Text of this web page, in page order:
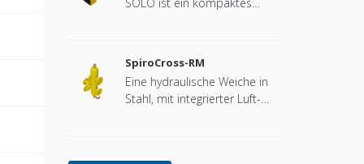
100 %) und ein
Überströmventil. Ein
druckloser
SpiroCross-RM
Eine hydraulische Weiche in
Stahl, mit integrierter Luft-